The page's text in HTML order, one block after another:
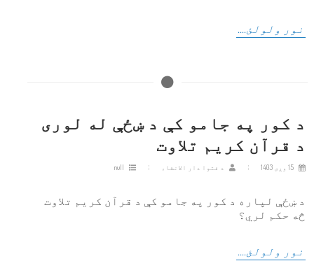
نور ولولئ....
د کور په جامو کې د ښځې له لوری
د قرآن کریم تلاوت
د فتوا دار الانشاء
د ښځې لپاره د کور په جامو کې د قرآن کریم تلاوت
څه حکم لري؟
نور ولولئ....